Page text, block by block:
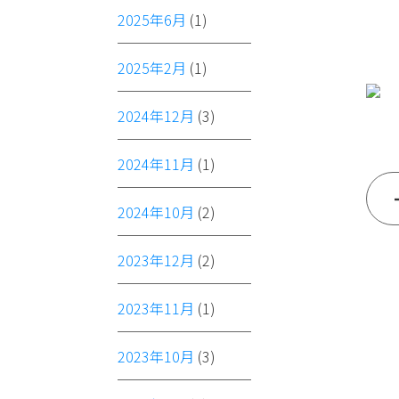
2025年6月 (1)
2025年2月 (1)
2024年12月 (3)
2024年11月 (1)
2024年10月 (2)
2023年12月 (2)
2023年11月 (1)
2023年10月 (3)